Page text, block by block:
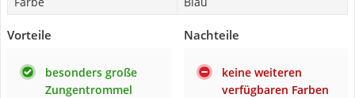
Vorteile
besonders große
Zungentrommel
Nachteile
keine weiteren
verfügbaren Farben